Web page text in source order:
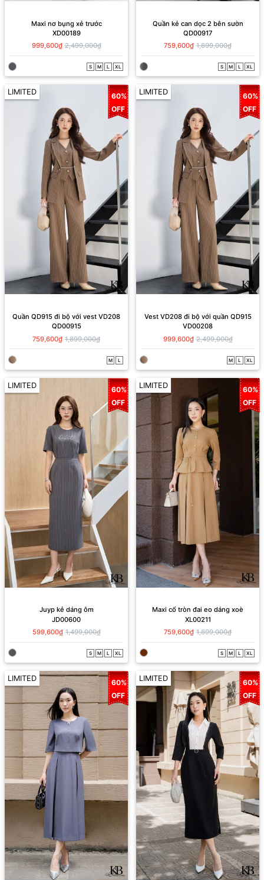
Maxi nơ bụng xẻ trước
XD00189
999,600₫ 2,499,000₫
S M L XL
Quần kẻ can dọc 2 bên sườn
QD00917
759,600₫ 1,899,000₫
S M L XL
LIMITED
60%
OFF
Quần QD915 đi bộ với vest VD208
QD00915
759,600₫ 1,899,000₫
M L
LIMITED
60%
OFF
Vest VD208 đi bộ với quần QD915
VD00208
999,600₫ 2,499,000₫
M L XL
LIMITED
60%
OFF
Juyp kẻ dáng ôm
JD00600
599,600₫ 1,499,000₫
S M L XL
LIMITED
60%
OFF
Maxi cổ tròn đai eo dáng xoè
XL00211
759,600₫ 1,899,000₫
S M L XL
LIMITED
60%
OFF
LIMITED
60%
OFF